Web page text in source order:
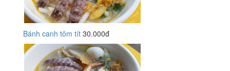
Bánh canh tôm tít 30.000đ